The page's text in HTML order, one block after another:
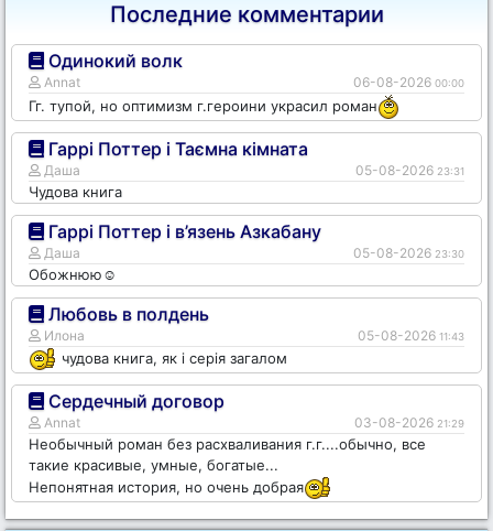
Последние комментарии
Одинокий волк
Annat 06-08-2026 00:00
Гг. тупой, но оптимизм г.героини украсил роман
Гаррі Поттер і Таємна кімната
Даша 05-08-2026 23:31
Чудова книга
Гаррі Поттер і в’язень Азкабану
Даша 05-08-2026 23:30
Обожнюю☺️
Любовь в полдень
Илона 05-08-2026 11:43
чудова книга, як і серія загалом
Сердечный договор
Annat 03-08-2026 21:29
Необычный роман без расхваливания г.г....обычно, все
такие красивые, умные, богатые...
Непонятная история, но очень добрая